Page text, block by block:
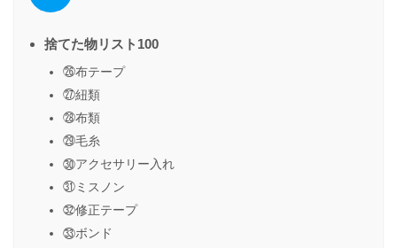
捨てた物リスト100
㉖布テープ
㉗紐類
㉘布類
㉙毛糸
㉚アクセサリー入れ
㉛ミスノン
㉜修正テープ
㉝ボンド